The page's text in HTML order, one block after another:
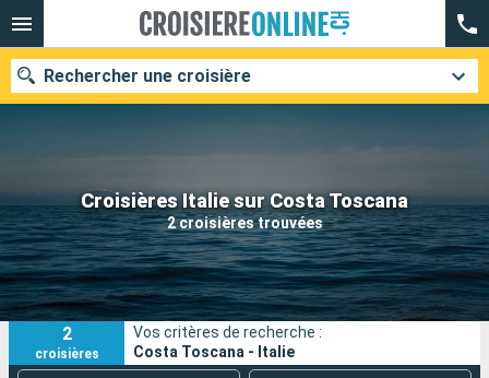
Croisières Italie sur Costa Toscana
2 croisières trouvées
Rechercher une croisière
Nos destinations
Mois de départ
Ports Compagnies
Rechercher
2
croisières
Vos critères de recherche :
Costa Toscana - Italie